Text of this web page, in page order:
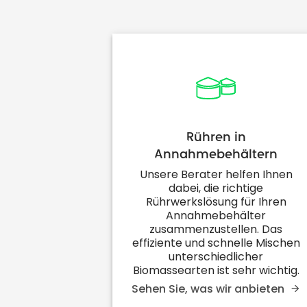
Rühren in
Annahmebehältern
Unsere Berater helfen Ihnen
dabei, die richtige
Rührwerkslösung für Ihren
Annahmebehälter
zusammenzustellen. Das
effiziente und schnelle Mischen
unterschiedlicher
Biomassearten ist sehr wichtig.
Sehen Sie, was wir anbieten